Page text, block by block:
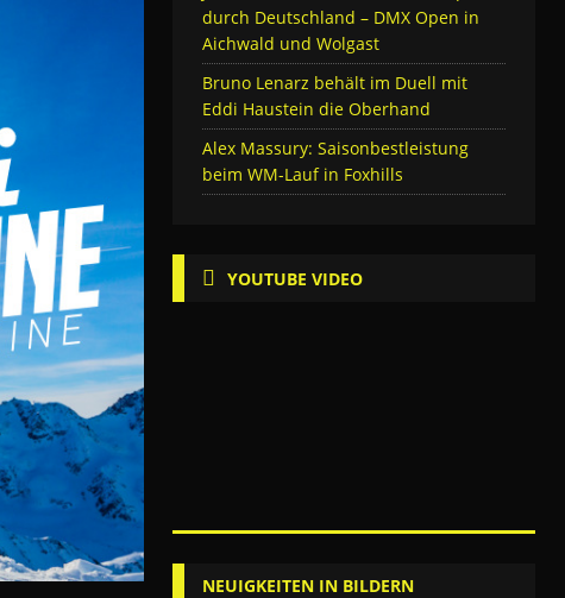
durch Deutschland – DMX Open in
Aichwald und Wolgast
Bruno Lenarz behält im Duell mit
Eddi Haustein die Oberhand
Alex Massury: Saisonbestleistung
beim WM-Lauf in Foxhills
YOUTUBE VIDEO
NEUIGKEITEN IN BILDERN